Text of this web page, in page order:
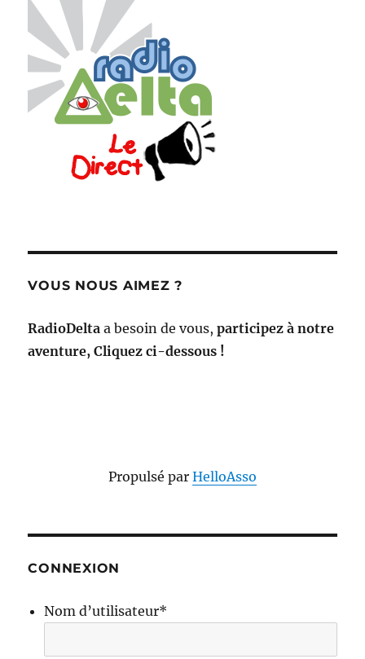
VOUS NOUS AIMEZ ?
RadioDelta a besoin de vous,participez à notre
aventure, Cliquez ci-dessous !
Propulsé par HelloAsso
CONNEXION
Nom d’utilisateur*